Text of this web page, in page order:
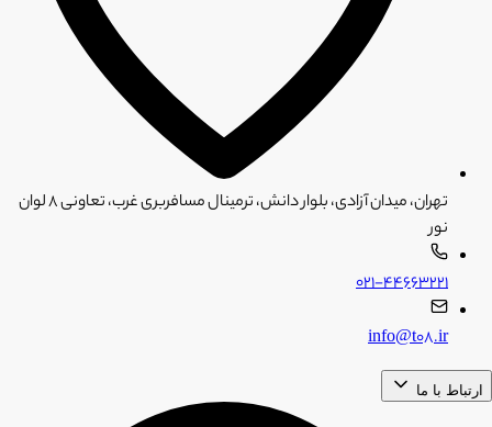
تهران، میدان آزادی، بلوار دانش، ترمینال مسافربری غرب، تعاونی ۸ لوان
نور
۰۲۱-۴۴۶۶۳۲۲۱
info@t08.ir
ارتباط با ما